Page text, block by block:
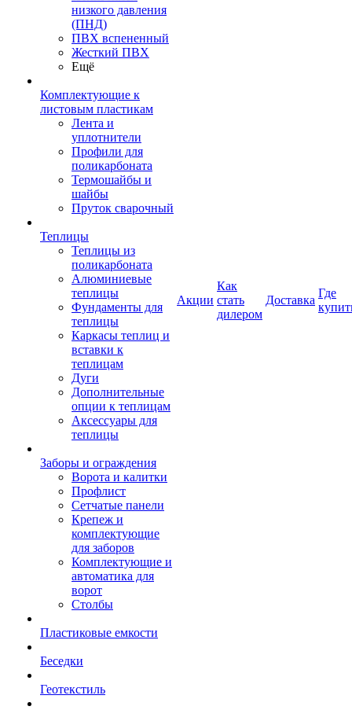
низкого давления
(ПНД)
ПВХ вспененный
Жесткий ПВХ
Ещё
Комплектующие к
листовым пластикам
Лента и
уплотнители
Профили для
поликарбоната
Термошайбы и
шайбы
Пруток сварочный
Теплицы
Теплицы из
поликарбоната
Алюминиевые
теплицы
Фундаменты для
теплицы
Каркасы теплиц и
вставки к
теплицам
Дуги
Дополнительные
опции к теплицам
Аксессуары для
теплицы
Заборы и ограждения
Ворота и калитки
Профлист
Сетчатые панели
Крепеж и
комплектующие
для заборов
Комплектующие и
автоматика для
ворот
Столбы
Пластиковые емкости
Беседки
Геотекстиль
Акции
Как
стать
дилером
Доставка
Где